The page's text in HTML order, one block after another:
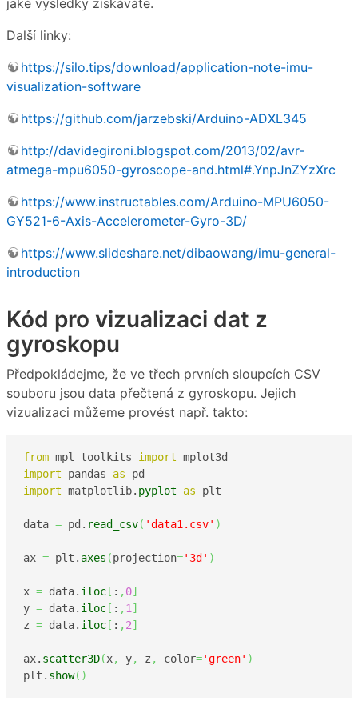
Další linky:
https://silo.tips/download/application-note-imu-
visualization-software
https://github.com/jarzebski/Arduino-ADXL345
http://davidegironi.blogspot.com/2013/02/avr-
atmega-mpu6050-gyroscope-and.html#.YnpJnZYzXrc
https://www.instructables.com/Arduino-MPU6050-
GY521-6-Axis-Accelerometer-Gyro-3D/
https://www.slideshare.net/dibaowang/imu-general-
introduction
Kód pro vizualizaci dat z
gyroskopu
Předpokládejme, že ve třech prvních sloupcích CSV
souboru jsou data přečtená z gyroskopu. Jejich
vizualizaci můžeme provést např. takto:
from mpl_toolkits import
import pandas as
import matplotlib. pyplot as plt
data = pd. read_csv( 'data1.csv' )
ax = plt. axes (projection='3d' )
x = data. iloc [ : , 0]
y = data. iloc [ : , 1 ]
z = data. iloc [ : , 2]
ax. scatter3D(x, y, z , color='green' )
plt. show( )